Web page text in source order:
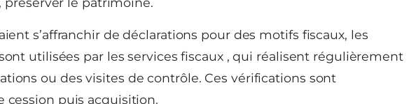
s’affranchir de déclarations pour des motifs fiscaux, les
utilisées par les services fiscaux , qui réalisent régulièrement
ou des visites de contrôle. Ces vérifications sont
cession puis acquisition.